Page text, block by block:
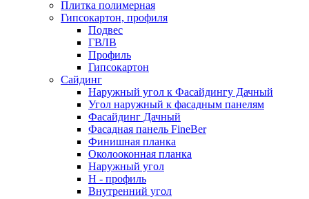
Плитка полимерная
Гипсокартон, профиля
Подвес
ГВЛВ
Профиль
Гипсокартон
Сайдинг
Наружный угол к Фасайдингу Дачный
Угол наружный к фасадным панелям
Фасайдинг Дачный
Фасадная панель FineBer
Финишная планка
Околооконная планка
Наружный угол
H - профиль
Внутренний угол